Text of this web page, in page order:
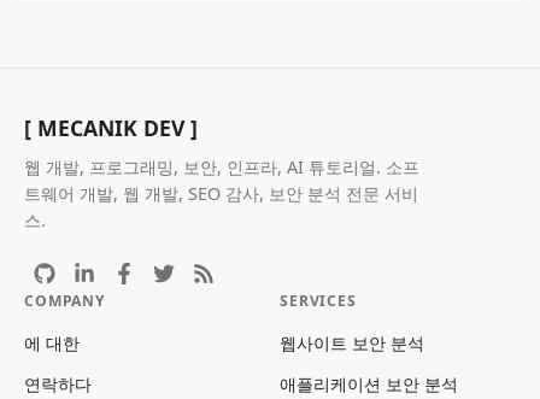
[ MECANIK DEV ]
웹 개발, 프로그래밍, 보안, 인프라, AI 튜토리얼. 소프
트웨어 개발, 웹 개발, SEO 감사, 보안 분석 전문 서비
스.
COMPANY
에 대한
연락하다
SERVICES
웹사이트 보안 분석
애플리케이션 보안 분석